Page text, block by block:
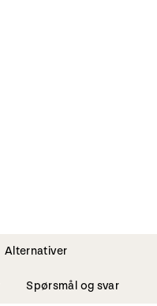
Alternativer
Spørsmål og svar